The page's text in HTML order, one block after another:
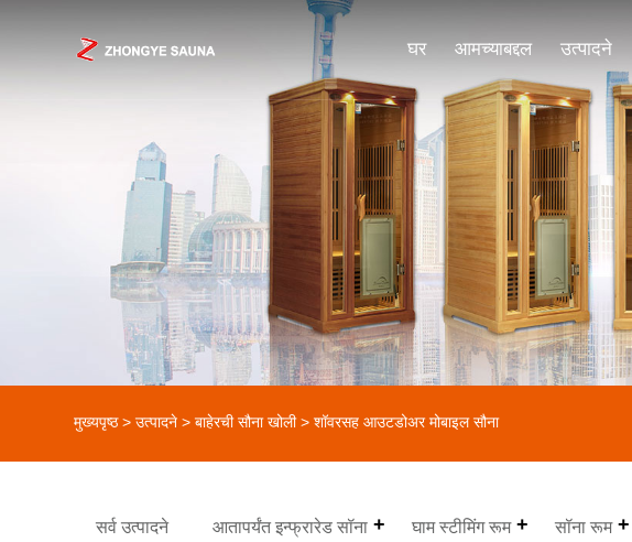
घर आमच्याबद्दल उत्पादने
मुख्यपृष्ठ > उत्पादने >बाहेरची सौना खोली> शॉवरसह आउटडोअर मोबाइल सौना
सर्व उत्पादने आतापर्यंत इन्फ्रारेड सॉना घाम स्टीमिंग रूम सॉना रूम